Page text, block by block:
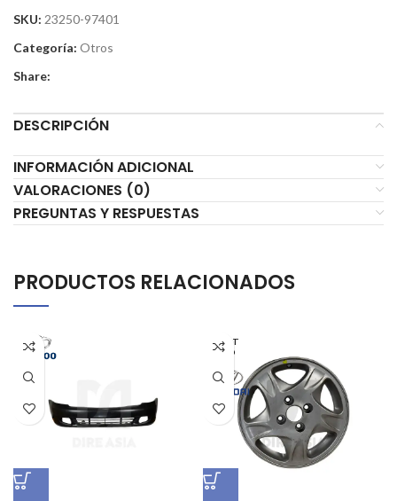
SKU: 23250-97401
Categoría: Otros
Share:
DESCRIPCIÓN
INFORMACIÓN ADICIONAL
VALORACIONES (0)
PREGUNTAS Y RESPUESTAS
PRODUCTOS RELACIONADOS
AGOT
ADO